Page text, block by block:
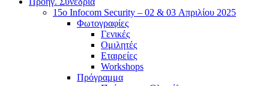
15o Infocom Security – 02 & 03 Απριλίου 2025
Φωτογραφίες
Γενικές
Ομιλητές
Εταιρείες
Workshops
Πρόγραμμα